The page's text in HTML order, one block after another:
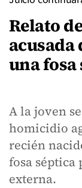
Relato
acusada
una fosa
A la joven
homicidio
recién
fosa
externa.